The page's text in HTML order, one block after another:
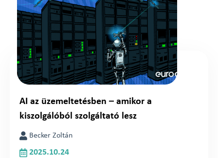
AI az üzemeltetésben – amikor a
kiszolgálóból szolgáltató lesz
Becker Zoltán
2025.10.24